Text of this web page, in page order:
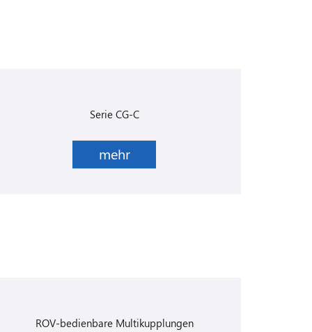
Serie CG-C
mehr
ROV-bedienbare Multikupplungen